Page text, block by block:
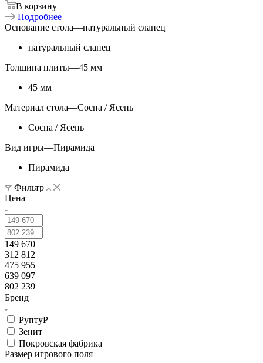
В корзину
Подробнее
Основание стола—натуральный сланец
натуральный сланец
Толщина плиты—45 мм
45 мм
Материал стола—Сосна / Ясень
Сосна / Ясень
Вид игры—Пирамида
Пирамида
Фильтр
Цена
149 670
312 812
475 955
639 097
802 239
Бренд
РуптуР
Зенит
Покровская фабрика
Размер игрового поля